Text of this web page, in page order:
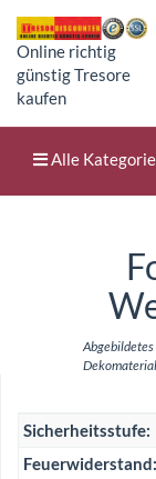
Online richtig
günstig Tresore
kaufen
Alle
Sicherheitsstufe:
Feuerwiderstand: